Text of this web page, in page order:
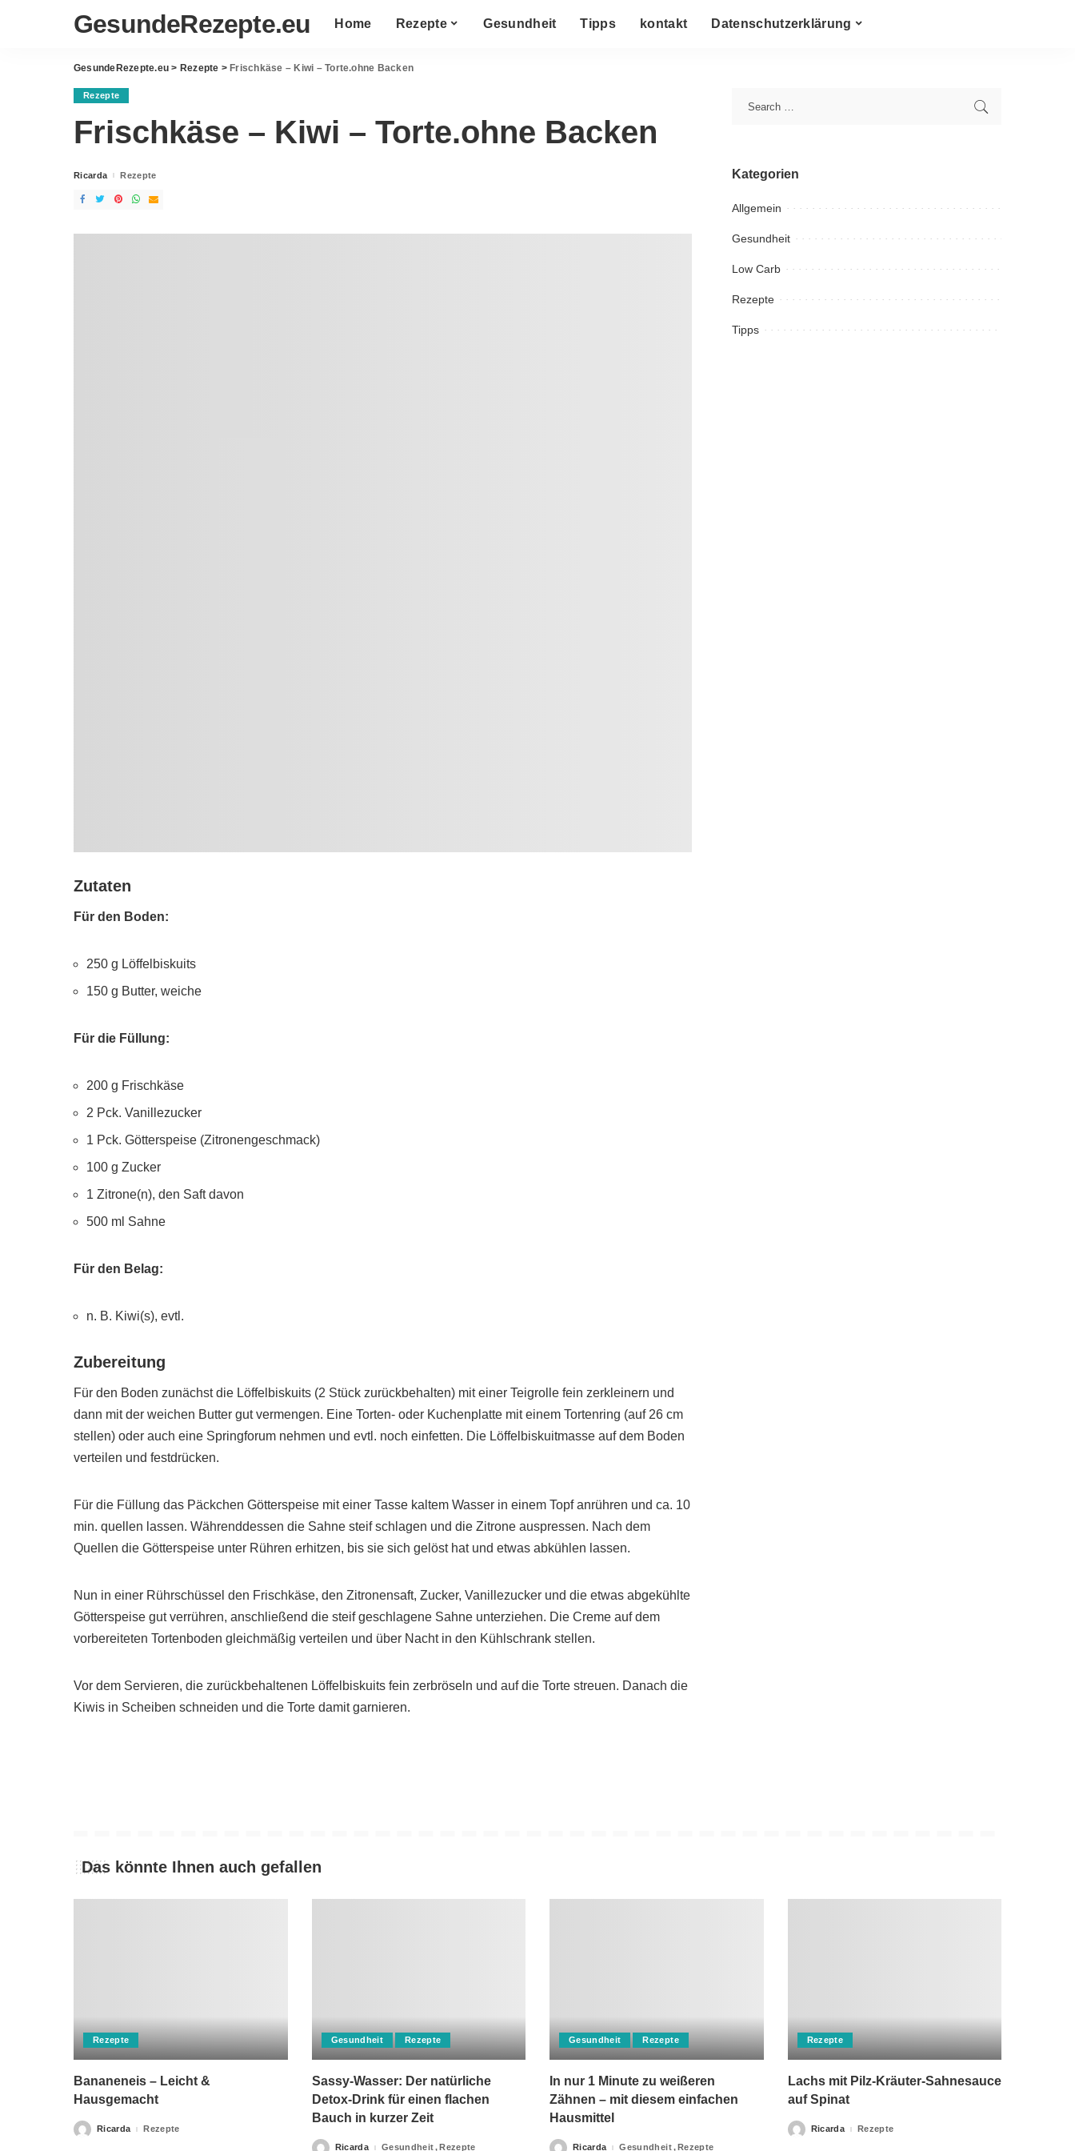
GesundeRezepte.eu Home Rezepte Gesundheit Tipps kontakt Datenschutzerklärung
GesundeRezepte.eu > Rezepte > Frischkäse – Kiwi – Torte.ohne Backen
Rezepte
Frischkäse – Kiwi – Torte.ohne Backen
Posted
Ricarda Rezepte
Zutaten
Für den Boden:
250 g Löffelbiskuits
150 g Butter, weiche
Für die Füllung:
200 g Frischkäse
2 Pck. Vanillezucker
1 Pck. Götterspeise (Zitronengeschmack)
100 g Zucker
1 Zitrone(n), den Saft davon
500 ml Sahne
Für den Belag:
n. B. Kiwi(s), evtl.
Zubereitung
Für den Boden zunächst die Löffelbiskuits (2 Stück zurückbehalten) mit einer Teigrolle fein zerkleinern und
dann mit der weichen Butter gut vermengen. Eine Torten- oder Kuchenplatte mit einem Tortenring (auf 26 cm
stellen) oder auch eine Springforum nehmen und evtl. noch einfetten. Die Löffelbiskuitmasse auf dem Boden
verteilen und festdrücken.
Für die Füllung das Päckchen Götterspeise mit einer Tasse kaltem Wasser in einem Topf anrühren und ca. 10
min. quellen lassen. Währenddessen die Sahne steif schlagen und die Zitrone auspressen. Nach dem
Quellen die Götterspeise unter Rühren erhitzen, bis sie sich gelöst hat und etwas abkühlen lassen.
Nun in einer Rührschüssel den Frischkäse, den Zitronensaft, Zucker, Vanillezucker und die etwas abgekühlte
Götterspeise gut verrühren, anschließend die steif geschlagene Sahne unterziehen. Die Creme auf dem
vorbereiteten Tortenboden gleichmäßig verteilen und über Nacht in den Kühlschrank stellen.
Vor dem Servieren, die zurückbehaltenen Löffelbiskuits fein zerbröseln und auf die Torte streuen. Danach die
Kiwis in Scheiben schneiden und die Torte damit garnieren.
Kategorien
Allgemein
Gesundheit
Low Carb
Rezepte
Tipps
Das könnte Ihnen auch gefallen
Rezepte
Bananeneis – Leicht &
Hausgemacht
PostedRicarda Rezepte
Gesundheit Rezepte
Sassy-Wasser: Der natürliche
Detox-Drink für einen flachen
Bauch in kurzer Zeit
Ricarda Gesundheit Rezepte
Gesundheit Rezepte
In nur 1 Minute zu weißeren
Zähnen – mit diesem einfachen
Hausmittel
Ricarda Gesundheit Rezepte
Rezepte
Lachs mit Pilz-Kräuter-Sahnesauce
auf Spinat
PostedRicarda Rezepte